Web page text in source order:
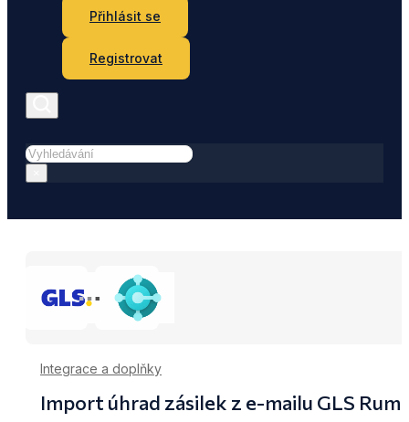
Přihlásit se
Registrovat
Hledat
Integrace a doplňky
Import úhrad zásilek z e-mailu GLS